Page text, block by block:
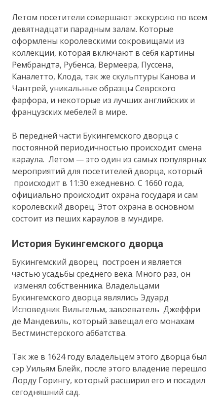
Летом посетители совершают экскурсию по всем
девятнадцати парадным залам. Которые
оформлены королевскими сокровищами из
коллекции, которая включают в себя картины
Рембрандта, Рубенса, Вермеера, Пуссена,
Каналетто, Клода, так же скульптуры Канова и
Чантрей, уникальные образцы Севрского
фарфора, и некоторые из лучших английских и
французских мебелей в мире.
В передней части Букингемского дворца с
постоянной периодичностью происходит смена
караула. Летом — это один из самых популярных
мероприятий для посетителей дворца, который
происходит в 11:30 ежедневно. С 1660 года,
официально происходит охрана государя и сам
королевский дворец. Этот охрана в основном
состоит из пеших караулов в мундире.
История Букингемского дворца
Букингемский дворец построен и является
частью усадьбы среднего века. Много раз, он
изменял собственника. Владельцами
Букингемского дворца являлись Эдуард
Исповедник Вильгельм, завоеватель Джеффри
де Мандевиль, который завещал его монахам
Вестминстерского аббатства.
Так же в 1624 году владельцем этого дворца был
сэр Уильям Блейк, после этого владение перешло
Лорду Горингу, который расширил его и посадил
сегодняшний сад.